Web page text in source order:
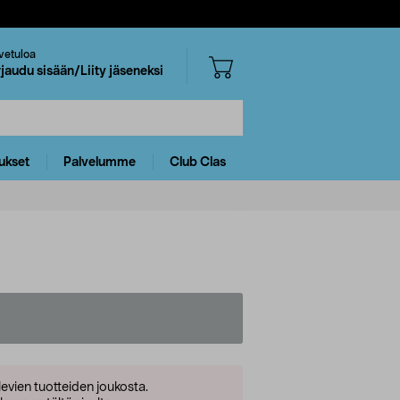
sisään/Liity jäseneksi
Palvelumme Club Clas
tuotteiden joukosta.